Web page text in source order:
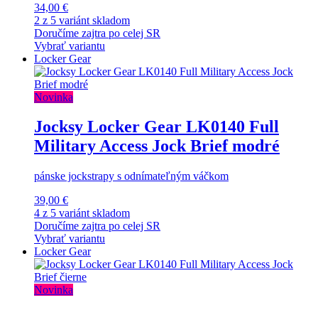
34,00 €
2 z 5 variánt skladom
Doručíme zajtra po celej SR
Vybrať variantu
Locker Gear
Novinka
Jocksy Locker Gear LK0140 Full
Military Access Jock Brief modré
pánske jockstrapy s odnímateľným váčkom
39,00 €
4 z 5 variánt skladom
Doručíme zajtra po celej SR
Vybrať variantu
Locker Gear
Novinka